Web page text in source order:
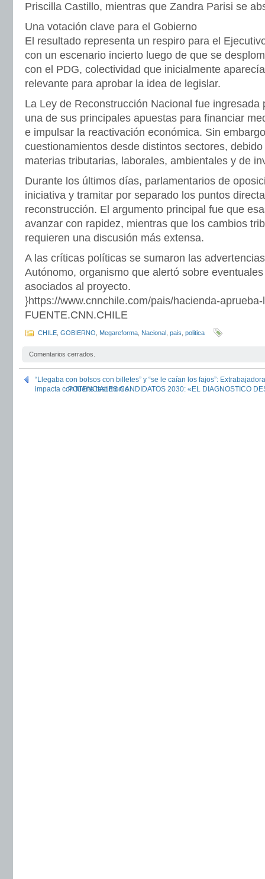
Priscilla Castillo, mientras que Zandra Parisi se
Una votación clave para el Gobierno
El resultado representa un respiro para el
con un escenario incierto luego de que se
con el PDG, colectividad que inicialmente
relevante para aprobar la idea de legislar.
La Ley de Reconstrucción Nacional fue ingresada
una de sus principales apuestas para financiar
e impulsar la reactivación económica. Sin
cuestionamientos desde distintos sectores,
materias tributarias, laborales, ambientales y de
Durante los últimos días, parlamentarios de
iniciativa y tramitar por separado los puntos
reconstrucción. El argumento principal fue que
avanzar con rapidez, mientras que los cambios
requieren una discusión más extensa.
A las críticas políticas se sumaron las
Autónomo, organismo que alertó sobre
asociados al proyecto.
}https://www.cnnchile.com/pais/hacienda-
FUENTE.CNN.CHILE
CHILE GOBIERNO Megareforma Nacional pais politica
Comentarios cerrados.
“Llegaba con bolsos con billetes” y “se le caían los fajos”:
impacta con fuerte testimonio
POTENCIALES CANDIDATOS 2030: «EL DIAGNOSTICO